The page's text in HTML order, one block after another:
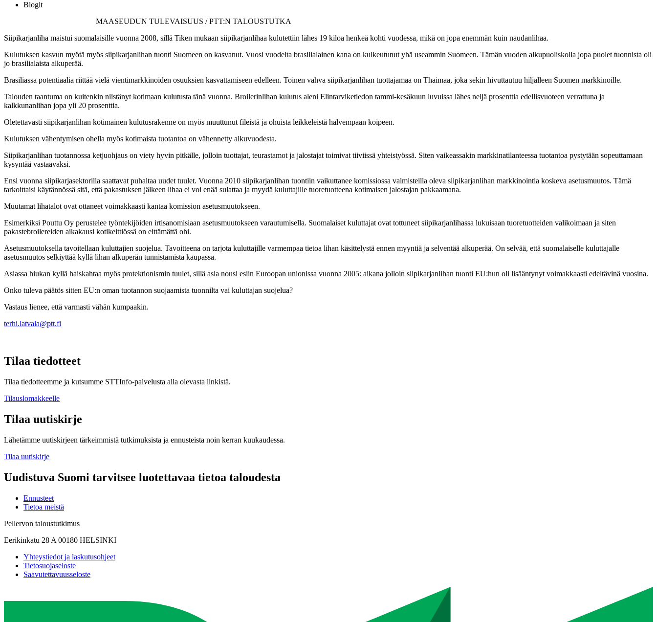
Blogit
MAASEUDUN TULEVAISUUS / PTT:N TALOUSTUTKA
Siipikarjanliha maistui suomalaisille vuonna 2008, sillä Tiken mukaan siipikarjanlihaa kulutettiin lähes 19 kiloa henkeä kohti vuodessa, mikä on jopa enemmän kuin naudanlihaa.
Kulutuksen kasvun myötä myös siipikarjanlihan tuonti Suomeen on kasvanut. Vuosi vuodelta brasilialainen kana on kulkeutunut yhä useammin Suomeen. Tämän vuoden alkupuoliskolla jopa puolet tuonnista oli
jo brasilialaista alkuperää.
Brasiliassa potentiaalia riittää vielä vientimarkkinoiden osuuksien kasvattamiseen edelleen. Toinen vahva siipikarjanlihan tuottajamaa on Thaimaa, joka sekin hivuttautuu hiljalleen Suomen markkinoille.
Talouden taantuma on kuitenkin niistänyt kotimaan kulutusta tänä vuonna. Broilerinlihan kulutus aleni Elintarviketiedon tammi-kesäkuun luvuissa lähes neljä prosenttia edellisvuoteen verrattuna ja
kalkkunanlihan jopa yli 20 prosenttia.
Oletettavasti siipikarjanlihan kotimainen kulutusrakenne on myös muuttunut fileistä ja ohuista leikkeleistä halvempaan koipeen.
Kulutuksen vähentymisen ohella myös kotimaista tuotantoa on vähennetty alkuvuodesta.
Siipikarjanlihan tuotannossa ketjuohjaus on viety hyvin pitkälle, jolloin tuottajat, teurastamot ja jalostajat toimivat tiiviissä yhteistyössä. Siten vaikeassakin markkinatilanteessa tuotantoa pystytään sopeuttamaan
kysyntää vastaavaksi.
Ensi vuonna siipikarjasektorilla saattavat puhaltaa uudet tuulet. Vuonna 2010 siipikarjanlihan tuontiin vaikuttanee komissiossa valmisteilla oleva siipikarjanlihan markkinointia koskeva asetusmuutos. Tämä
tarkoittaisi käytännössä sitä, että pakastuksen jälkeen lihaa ei voi enää sulattaa ja myydä kuluttajille tuoretuotteena kotimaisen jalostajan pakkaamana.
Muutamat lihatalot ovat ottaneet voimakkaasti kantaa komission asetusmuutokseen.
Esimerkiksi Pouttu Oy perustelee työntekijöiden irtisanomisiaan asetusmuutokseen varautumisella. Suomalaiset kuluttajat ovat tottuneet siipikarjanlihassa lukuisaan tuoretuotteiden valikoimaan ja siten
pakastebroilereiden aikakausi kotikeittiössä on eittämättä ohi.
Asetusmuutoksella tavoitellaan kuluttajien suojelua. Tavoitteena on tarjota kuluttajille varmempaa tietoa lihan käsittelystä ennen myyntiä ja selventää alkuperää. On selvää, että suomalaiselle kuluttajalle
asetusmuutos selkiyttää kyllä lihan alkuperän tunnistamista kaupassa.
Asiassa hiukan kyllä haiskahtaa myös protektionismin tuulet, sillä asia nousi esiin Euroopan unionissa vuonna 2005: aikana jolloin siipikarjanlihan tuonti EU:hun oli lisääntynyt voimakkaasti edeltävinä vuosina.
Onko tuleva päätös sitten EU:n oman tuotannon suojaamista tuonnilta vai kuluttajan suojelua?
Vastaus lienee, että varmasti vähän kumpaakin.
terhi.latvala@ptt.fi
Tilaa tiedotteet
Tilaa tiedotteemme ja kutsumme STTInfo-palvelusta alla olevasta linkistä.
Tilauslomakkeelle
Tilaa uutiskirje
Lähetämme uutiskirjeen tärkeimmistä tutkimuksista ja ennusteista noin kerran kuukaudessa.
Tilaa uutiskirje
Uudistuva Suomi tarvitsee luotettavaa tietoa taloudesta
Ennusteet
Tietoa meistä
Pellervon taloustutkimus
Eerikinkatu 28 A 00180 HELSINKI
Yhteystiedot ja laskutusohjeet
Tietosuojaseloste
Saavutettavuusseloste